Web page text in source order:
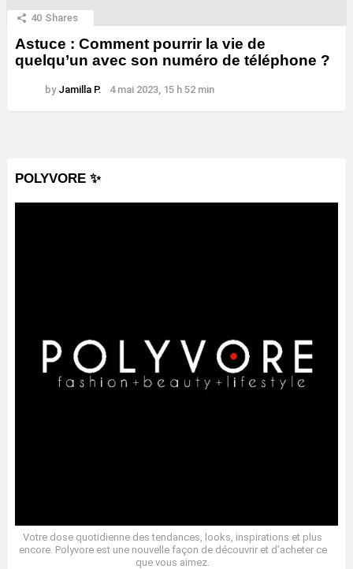
40 Shares
Astuce : Comment pourrir la vie de
quelqu’un avec son numéro de téléphone ?
by Jamilla P. 4 mai 2023, 15 h 52 min
POLYVORE ✨
Votre dose quotidienne des tendances, looks, inspirations et plus
encore. Polyvore est une nouvelle façon de découvrir et d’acheter ce
que vous aimez.